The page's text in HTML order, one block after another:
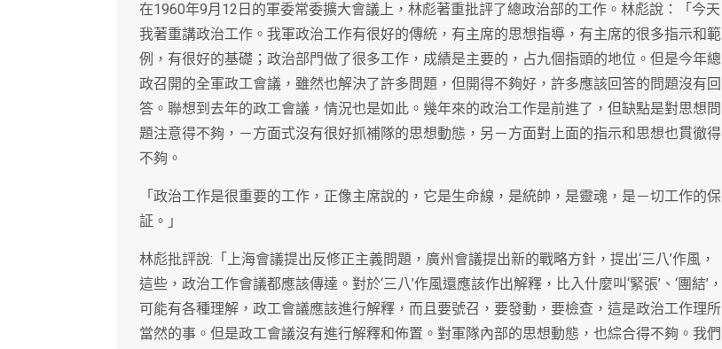
在1960年9月12日的軍委常委擴大會議上，林彪著重批評了總政治部的工作。林彪說：「今天
我著重講政治工作。我軍政治工作有很好的傳統，有主席的思想指導，有主席的很多指示和範
例，有很好的基礎；政治部門做了很多工作，成績是主要的，占九個指頭的地位。但是今年總
政召開的全軍政工會議，雖然也解決了許多問題，但開得不夠好，許多應該回答的問題沒有回
答。聯想到去年的政工會議，情況也是如此。幾年來的政治工作是前進了，但缺點是對思想問
題注意得不夠，－方面式沒有很好抓補隊的思想動態，另－方面對上面的指示和思想也貫徹得
不夠。
「政治工作是很重要的工作，正像主席說的，它是生命線，是統帥，是靈魂，是－切工作的保
証。」
林彪批評說:「上海會議提出反修正主義問題，廣州會議提出新的戰略方針，提出‘三八’作風，
這些，政治工作會議都應該傳達。對於‘三八’作風還應該作出解釋，比入什麼叫‘緊張’、‘團結’，
可能有各種理解，政工會議應該進行解釋，而且要號召，要發動，要檢查，這是政治工作理所
當然的事。但是政工會議沒有進行解釋和佈置。對軍隊內部的思想動態，也綜合得不夠。我們